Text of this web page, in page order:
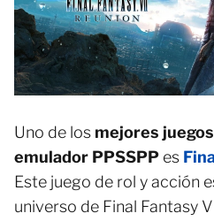
Uno de los mejores
emulador PPSSPP es
Este juego de rol y acción
universo de Final Fantasy